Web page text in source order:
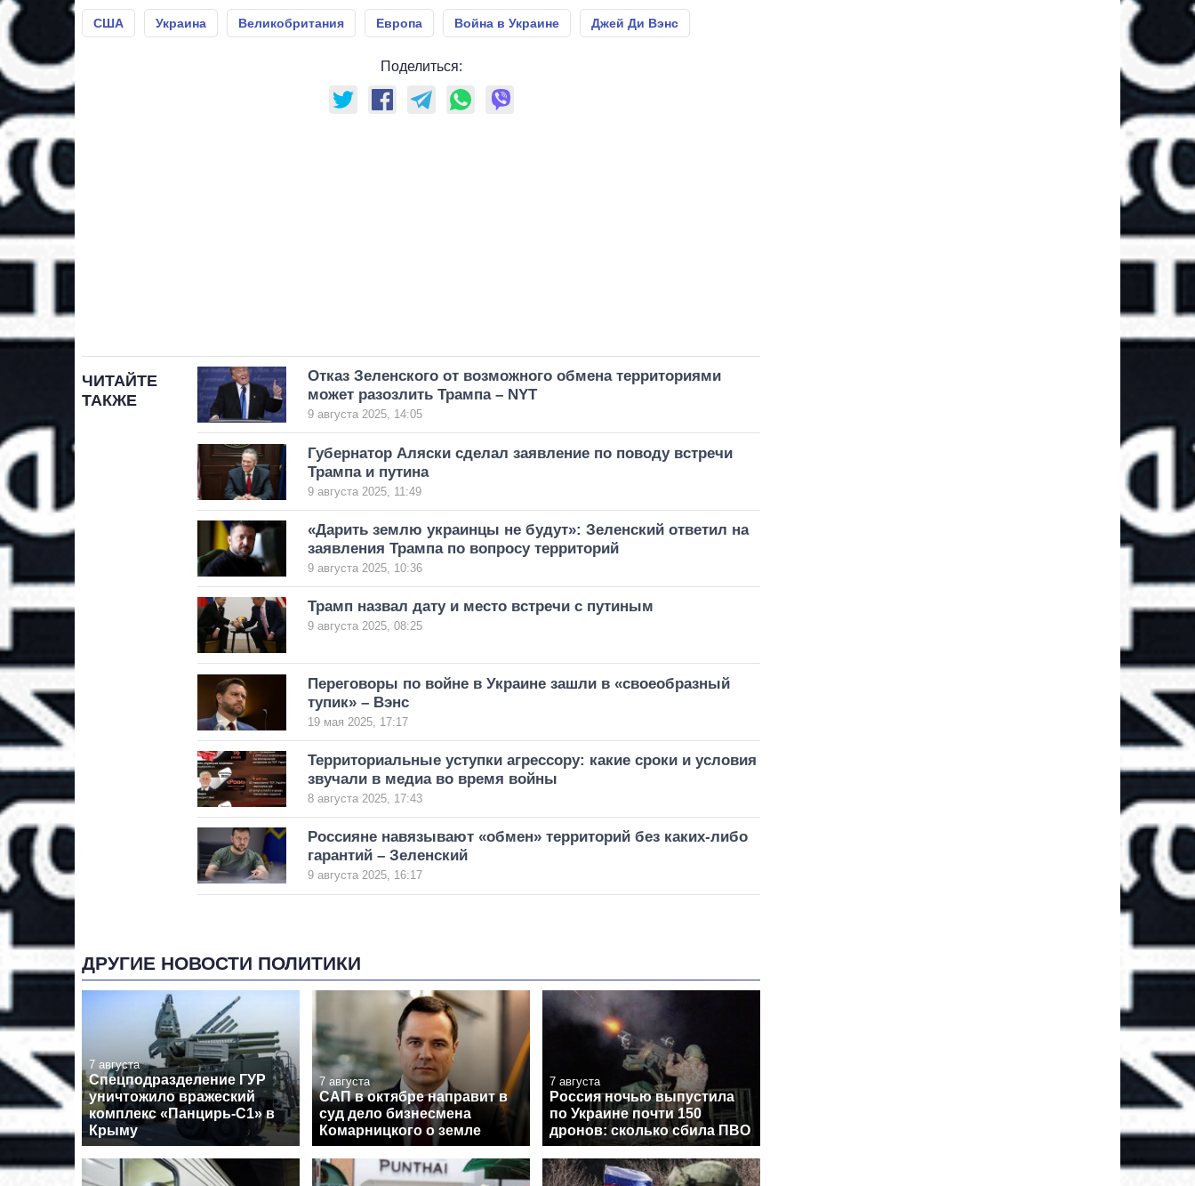
США Украина Великобритания Европа Война в Украине Джей Ди Вэнс
Поделиться:
ЧИТАЙТЕ
ТАКЖЕ
Отказ Зеленского от возможного обмена территориями
может разозлить Трампа – NYT
9 августа 2025, 14:05
Губернатор Аляски сделал заявление по поводу встречи
Трампа и путина
9 августа 2025, 11:49
«Дарить землю украинцы не будут»: Зеленский ответил на
заявления Трампа по вопросу территорий
9 августа 2025, 10:36
Трамп назвал дату и место встречи с путиным
9 августа 2025, 08:25
Переговоры по войне в Украине зашли в «своеобразный
тупик» – Вэнс
19 мая 2025, 17:17
Территориальные уступки агрессору: какие сроки и условия
звучали в медиа во время войны
8 августа 2025, 17:43
Россияне навязывают «обмен» территорий без каких-либо
гарантий – Зеленский
9 августа 2025, 16:17
ДРУГИЕ НОВОСТИ ПОЛИТИКИ
7 августа
Спецподразделение ГУР
уничтожило вражеский
комплекс «Панцирь-С1» в
Крыму
7 августа
САП в октябре направит в
суд дело бизнесмена
Комарницкого о земле
7 августа
Россия ночью выпустила
по Украине почти 150
дронов: сколько сбила ПВО